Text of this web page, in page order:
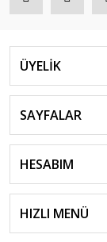
ÜYELİK
SAYFALAR
HESABIM
HIZLI MENÜ